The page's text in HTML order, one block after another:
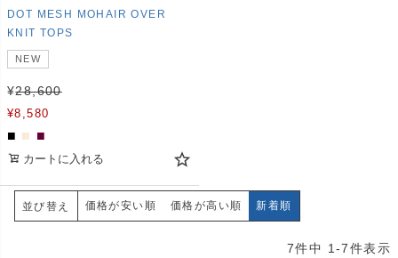
DOT MESH MOHAIR OVER
KNIT TOPS
NEW
¥28,600
¥8,580
■ ■ ■
カートに入れる
並び替え 価格が安い順 価格が高い順 新着順
7件中 1 -7件表示